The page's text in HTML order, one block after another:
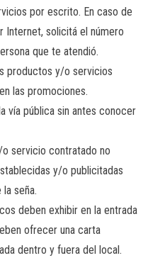
por escrito. En caso de
Internet, solicitá el número
que te atendió.
productos y/o servicios
las promociones.
vía pública sin antes conocer
servicio contratado no
y/o publicitadas
seña.
deben exhibir en la entrada
ofrecer una carta
dentro y fuera del local.